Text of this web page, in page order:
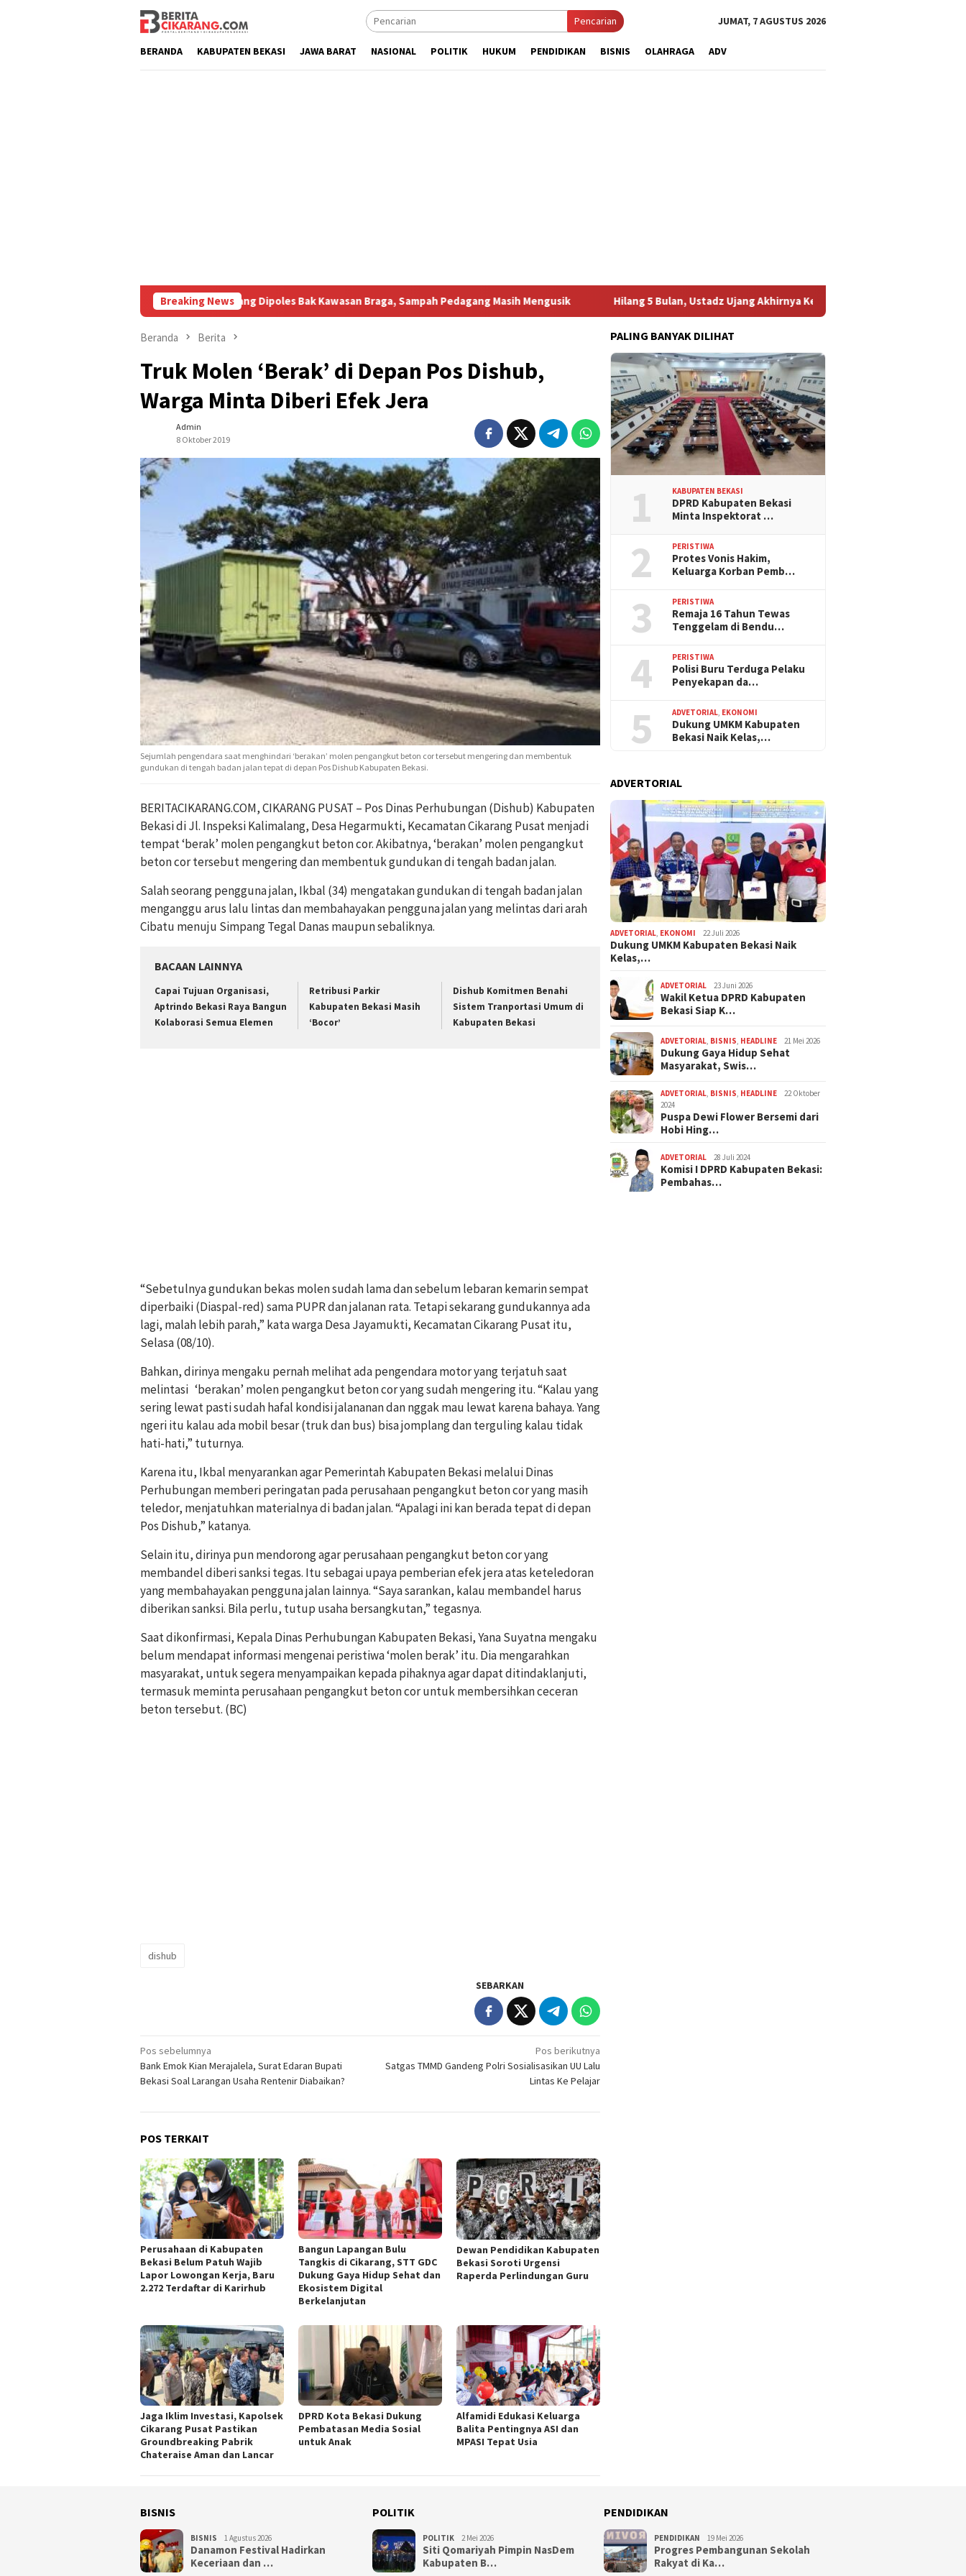
Pencarian JUMAT, 7 AGUSTUS 2026
BERANDA KABUPATEN BEKASI JAWA BARAT NASIONAL POLITIK HUKUM PENDIDIKAN BISNIS OLAHRAGA ADV
Breaking News
Pasar Baru Cikarang Dipoles Bak Kawasan Braga, Sampah Pedagang Masih Mengusik Hilang 5 Bulan, Ustadz Ujang Akhirnya Kembali Melihat Motor Kesayangannya
Beranda Berita
Truk Molen ‘Berak’ di Depan Pos Dishub,
Warga Minta Diberi Efek Jera
Admin
8 Oktober 2019
Sejumlah pengendara saat menghindari ‘berakan’ molen pengangkut beton cor tersebut mengering dan membentuk
gundukan di tengah badan jalan tepat di depan Pos Dishub Kabupaten Bekasi.
BERITACIKARANG.COM, CIKARANG PUSAT – Pos Dinas Perhubungan (Dishub) Kabupaten
Bekasi di Jl. Inspeksi Kalimalang, Desa Hegarmukti, Kecamatan Cikarang Pusat menjadi
tempat ‘berak’ molen pengangkut beton cor. Akibatnya, ‘berakan’ molen pengangkut
beton cor tersebut mengering dan membentuk gundukan di tengah badan jalan.
Salah seorang pengguna jalan, Ikbal (34) mengatakan gundukan di tengah badan jalan
menganggu arus lalu lintas dan membahayakan pengguna jalan yang melintas dari arah
Cibatu menuju Simpang Tegal Danas maupun sebaliknya.
BACAAN LAINNYA
Capai Tujuan Organisasi,
Aptrindo Bekasi Raya Bangun
Kolaborasi Semua Elemen
Retribusi Parkir
Kabupaten Bekasi Masih
‘Bocor’
Dishub Komitmen Benahi
Sistem Tranportasi Umum di
Kabupaten Bekasi
“Sebetulnya gundukan bekas molen sudah lama dan sebelum lebaran kemarin sempat
diperbaiki (Diaspal-red) sama PUPR dan jalanan rata. Tetapi sekarang gundukannya ada
lagi, malah lebih parah,” kata warga Desa Jayamukti, Kecamatan Cikarang Pusat itu,
Selasa (08/10).
Bahkan, dirinya mengaku pernah melihat ada pengendara motor yang terjatuh saat
melintasi ‘berakan’ molen pengangkut beton cor yang sudah mengering itu. “Kalau yang
sering lewat pasti sudah hafal kondisi jalananan dan nggak mau lewat karena bahaya. Yang
ngeri itu kalau ada mobil besar (truk dan bus) bisa jomplang dan terguling kalau tidak
hati-hati,” tuturnya.
Karena itu, Ikbal menyarankan agar Pemerintah Kabupaten Bekasi melalui Dinas
Perhubungan memberi peringatan pada perusahaan pengangkut beton cor yang masih
teledor, menjatuhkan materialnya di badan jalan. “Apalagi ini kan berada tepat di depan
Pos Dishub,” katanya.
Selain itu, dirinya pun mendorong agar perusahaan pengangkut beton cor yang
membandel diberi sanksi tegas. Itu sebagai upaya pemberian efek jera atas keteledoran
yang membahayakan pengguna jalan lainnya. “Saya sarankan, kalau membandel harus
diberikan sanksi. Bila perlu, tutup usaha bersangkutan,” tegasnya.
Saat dikonfirmasi, Kepala Dinas Perhubungan Kabupaten Bekasi, Yana Suyatna mengaku
belum mendapat informasi mengenai peristiwa ‘molen berak’ itu. Dia mengarahkan
masyarakat, untuk segera menyampaikan kepada pihaknya agar dapat ditindaklanjuti,
termasuk meminta perusahaan pengangkut beton cor untuk membersihkan ceceran
beton tersebut. (BC)
dishub
SEBARKAN
Navigasi
pos
Pos sebelumnya
Bank Emok Kian Merajalela, Surat Edaran Bupati
Bekasi Soal Larangan Usaha Rentenir Diabaikan?
Pos berikutnya
Satgas TMMD Gandeng Polri Sosialisasikan UU Lalu
Lintas Ke Pelajar
POS TERKAIT
Perusahaan di Kabupaten
Bekasi Belum Patuh Wajib
Lapor Lowongan Kerja, Baru
2.272 Terdaftar di Karirhub
Bangun Lapangan Bulu
Tangkis di Cikarang, STT GDC
Dukung Gaya Hidup Sehat dan
Ekosistem Digital
Berkelanjutan
Dewan Pendidikan Kabupaten
Bekasi Soroti Urgensi
Raperda Perlindungan Guru
Jaga Iklim Investasi, Kapolsek
Cikarang Pusat Pastikan
Groundbreaking Pabrik
Chateraise Aman dan Lancar
DPRD Kota Bekasi Dukung
Pembatasan Media Sosial
untuk Anak
Alfamidi Edukasi Keluarga
Balita Pentingnya ASI dan
MPASI Tepat Usia
PALING BANYAK DILIHAT
1 KABUPATEN BEKASI
DPRD Kabupaten Bekasi
Minta Inspektorat …
2 PERISTIWA
Protes Vonis Hakim,
Keluarga Korban Pemb…
3 PERISTIWA
Remaja 16 Tahun Tewas
Tenggelam di Bendu…
4 PERISTIWA
Polisi Buru Terduga Pelaku
Penyekapan da…
5 ADVETORIAL EKONOMI
Dukung UMKM Kabupaten
Bekasi Naik Kelas,…
ADVERTORIAL
ADVETORIAL EKONOMI 22 Juli 2026
Dukung UMKM Kabupaten Bekasi Naik
Kelas,…
ADVETORIAL 23 Juni 2026
Wakil Ketua DPRD Kabupaten
Bekasi Siap K…
ADVETORIAL BISNIS HEADLINE 21 Mei 2026
Dukung Gaya Hidup Sehat
Masyarakat, Swis…
ADVETORIAL BISNIS HEADLINE
22 Oktober
2024
Puspa Dewi Flower Bersemi dari
Hobi Hing…
ADVETORIAL 28 Juli 2024
Komisi I DPRD Kabupaten Bekasi:
Pembahas…
BISNIS
BISNIS 1 Agustus 2026
Danamon Festival Hadirkan
Keceriaan dan …
POLITIK
POLITIK 2 Mei 2026
Siti Qomariyah Pimpin NasDem
Kabupaten B…
PENDIDIKAN
PENDIDIKAN 19 Mei 2026
Progres Pembangunan Sekolah
Rakyat di Ka…